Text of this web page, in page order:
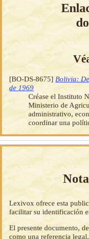
[BO-DS-8675] Bolivia:
de 1969
Créase el Instituto
Ministerio de
administrativo,
coordinar una
Lexivox ofrece esta
facilitar su identificación
El presente documento,
como una referencia